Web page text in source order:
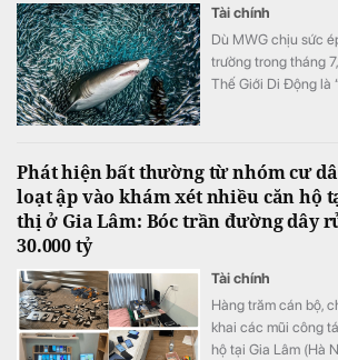
Tài chính
Dù MWG chịu sức
trường trong tháng
Thế Giới Di Động là
Phát hiện bất thường từ nhóm cư
loạt ập vào khám xét nhiều căn hộ
thị ở Gia Lâm: Bóc trần đường dây
30.000 tỷ
Tài chính
Hàng trăm cán bộ,
khai các mũi công
hộ tại Gia Lâm (Hà